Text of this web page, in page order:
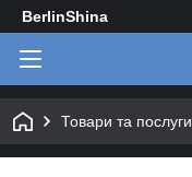
BerlinShina
Товари та послуги